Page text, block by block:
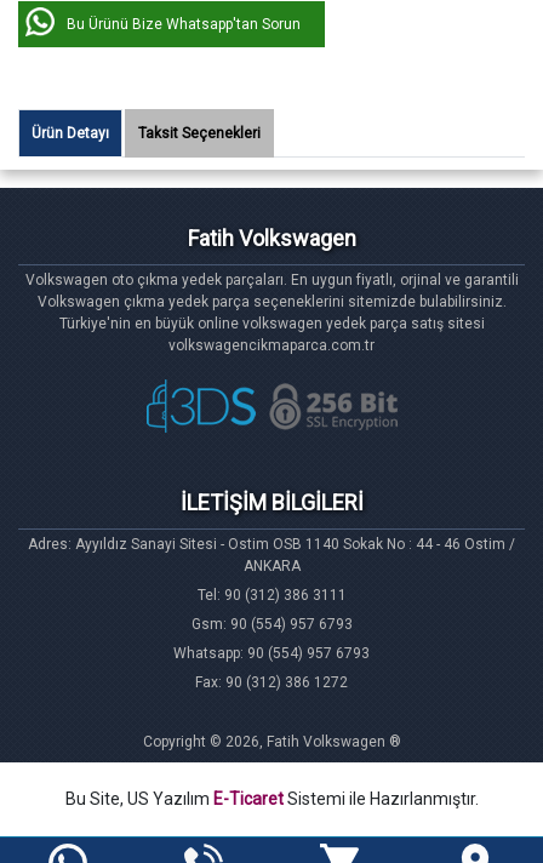
Bu Ürünü Bize Whatsapp'tan Sorun
Ürün Detayı Taksit Seçenekleri
Fatih Volkswagen
Volkswagen oto çıkma yedek parçaları. En uygun fiyatlı, orjinal ve garantili
Volkswagen çıkma yedek parça seçeneklerini sitemizde bulabilirsiniz.
Türkiye'nin en büyük online volkswagen yedek parça satış sitesi
volkswagencikmaparca.com.tr
İLETİŞİM BİLGİLERİ
Adres: Ayyıldız Sanayi Sitesi - Ostim OSB 1140 Sokak No : 44 - 46 Ostim /
ANKARA
Tel: 90 (312) 386 3111
Gsm: 90 (554) 957 6793
Whatsapp: 90 (554) 957 6793
Fax: 90 (312) 386 1272
Copyright © 2026, Fatih Volkswagen ®
Bu Site, US Yazılım E-TicaretSistemi ile Hazırlanmıştır.